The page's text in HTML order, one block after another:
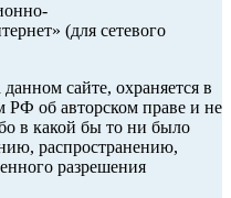
(для сетевого
сайте, охраняется в
РФ об авторском праве и не
в какой бы то ни было
распространению,
разрешения